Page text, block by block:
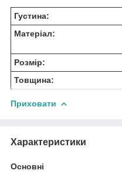
Густина:
Матеріал:
Розмір:
Товщина:
Приховати
Характеристики
Основні